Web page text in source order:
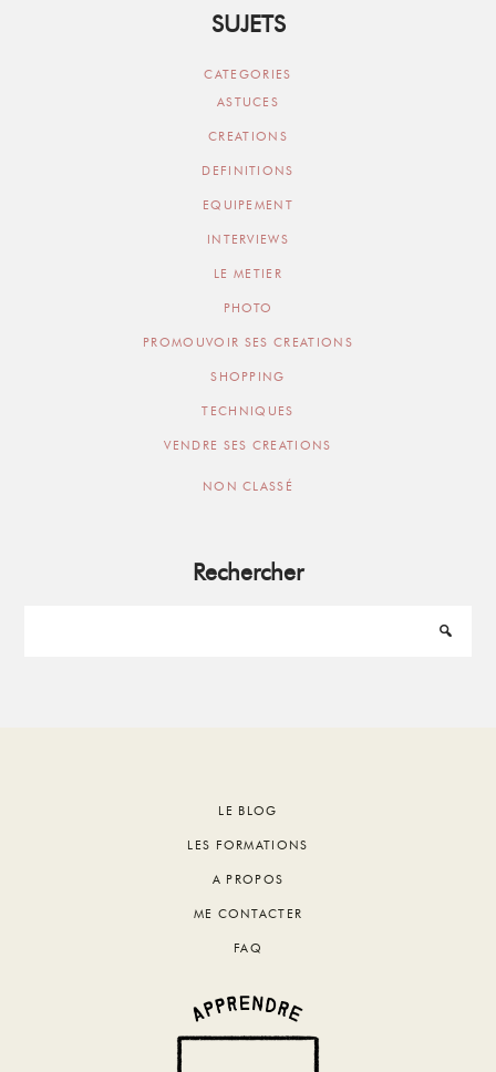
SUJETS
CATEGORIES
ASTUCES
CREATIONS
DEFINITIONS
EQUIPEMENT
INTERVIEWS
LE METIER
PHOTO
PROMOUVOIR SES CREATIONS
SHOPPING
TECHNIQUES
VENDRE SES CREATIONS
NON CLASSÉ
Rechercher
LE BLOG
LES FORMATIONS
A PROPOS
ME CONTACTER
FAQ